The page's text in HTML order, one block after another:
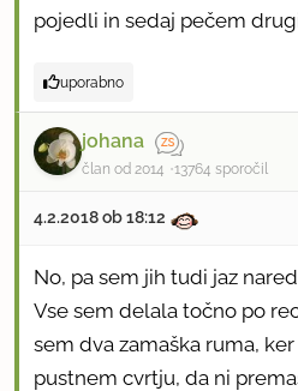
pojedli in sedaj pečem
uporabno
johana
član od 2014 13764 sporočil
4.2.2018 ob 18:12
No, pa sem jih tudi jaz
Vse sem delala točno po
sem dva zamaška ruma,
pustnem cvrtju, da ni